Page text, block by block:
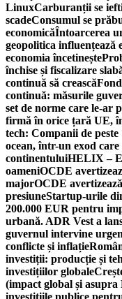
LinuxCarburanții se
scadeConsumul se
economicăÎntoarcerea
geopolitica influențează
economia încetinește
închise și fiscalizare
continuă să crească
continuă: măsurile
set de norme care le-ar
firmă în orice țară UE,
tech: Companii de
ocean, într-un exod
continentuluiHELIX –
oameniOCDE
majorOCDE
presiuneStartup-urile
200.000 EUR pentru
urbană. ADR Vest a
guvernul intervine
conflicte și inflație
investiții: producție și
investițiilor globale
(impact global și asupra